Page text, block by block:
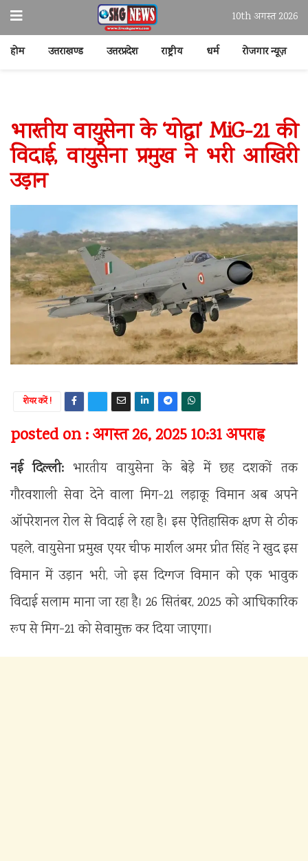
10th अगस्त 2026
होम उत्तराखण्ड उत्तरप्रदेश राष्ट्रीय धर्म रोजगार न्यूज़
भारतीय वायुसेना के ‘योद्धा’ MiG-21 की
विदाई, वायुसेना प्रमुख ने भरी आखिरी
उड़ान
शेयर करें !
posted on : अगस्त 26, 2025 10:31 अपराह्न
नई दिल्ली: भारतीय वायुसेना के बेड़े में छह दशकों तक
गौरवशाली सेवा देने वाला मिग-21 लड़ाकू विमान अब अपने
ऑपरेशनल रोल से विदाई ले रहा है। इस ऐतिहासिक क्षण से ठीक
पहले, वायुसेना प्रमुख एयर चीफ मार्शल अमर प्रीत सिंह ने खुद इस
विमान में उड़ान भरी, जो इस दिग्गज विमान को एक भावुक
विदाई सलाम माना जा रहा है। 26 सितंबर, 2025 को आधिकारिक
रूप से मिग-21 को सेवामुक्त कर दिया जाएगा।